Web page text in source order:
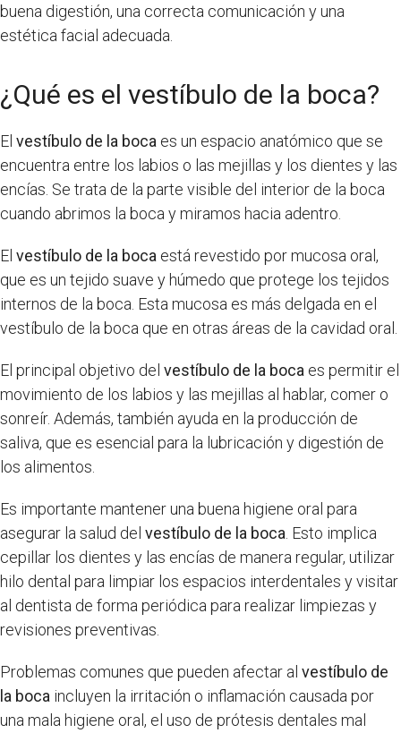
buena digestión, una correcta comunicación y una
estética facial adecuada.
¿Qué es el vestíbulo de la boca?
El vestíbulo de la boca es un espacio anatómico que se
encuentra entre los labios o las mejillas y los dientes y las
encías. Se trata de la parte visible del interior de la boca
cuando abrimos la boca y miramos hacia adentro.
El vestíbulo de la boca está revestido por mucosa oral,
que es un tejido suave y húmedo que protege los tejidos
internos de la boca. Esta mucosa es más delgada en el
vestíbulo de la boca que en otras áreas de la cavidad oral.
El principal objetivo del vestíbulo de la boca es permitir el
movimiento de los labios y las mejillas al hablar, comer o
sonreír. Además, también ayuda en la producción de
saliva, que es esencial para la lubricación y digestión de
los alimentos.
Es importante mantener una buena higiene oral para
asegurar la salud del vestíbulo de la boca . Esto implica
cepillar los dientes y las encías de manera regular, utilizar
hilo dental para limpiar los espacios interdentales y visitar
al dentista de forma periódica para realizar limpiezas y
revisiones preventivas.
Problemas comunes que pueden afectar al vestíbulo de
la boca incluyen la irritación o inflamación causada por
una mala higiene oral, el uso de prótesis dentales mal